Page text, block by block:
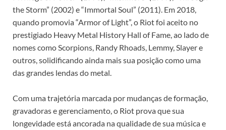
the Storm” (2002) e “Immortal Soul” (2011). Em 2018,
quando promovia “Armor of Light”, o Riot foi aceito no
prestigiado Heavy Metal History Hall of Fame, ao lado de
nomes como Scorpions, Randy Rhoads, Lemmy, Slayer e
outros, solidificando ainda mais sua posição como uma
das grandes lendas do metal.
Com uma trajetória marcada por mudanças de formação,
gravadoras e gerenciamento, o Riot prova que sua
longevidade está ancorada na qualidade de sua música e